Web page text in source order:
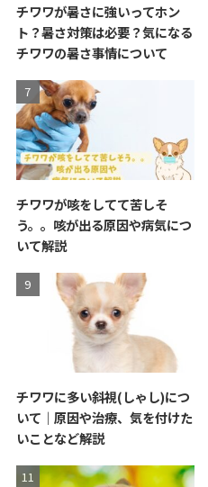
チワワが暑さに強いってホン
ト？暑さ対策は必要？気になる
チワワの暑さ事情について
チワワが咳をしてて苦しそ
う。。咳が出る原因や病気につ
いて解説
チワワに多い斜視(しゃし)につ
いて｜原因や治療、気を付けた
いことなど解説